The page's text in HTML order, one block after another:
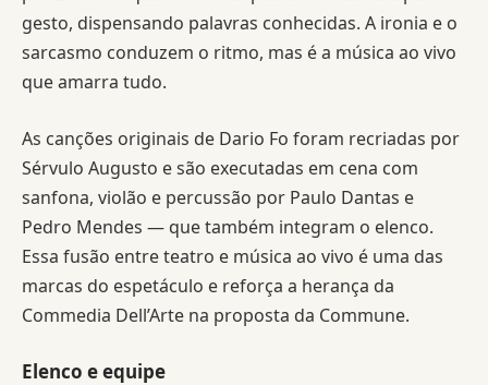
gesto, dispensando palavras conhecidas. A ironia e o
sarcasmo conduzem o ritmo, mas é a música ao vivo
que amarra tudo.
As canções originais de Dario Fo foram recriadas por
Sérvulo Augusto e são executadas em cena com
sanfona, violão e percussão por Paulo Dantas e
Pedro Mendes — que também integram o elenco.
Essa fusão entre teatro e música ao vivo é uma das
marcas do espetáculo e reforça a herança da
Commedia Dell’Arte na proposta da Commune.
Elenco e equipe